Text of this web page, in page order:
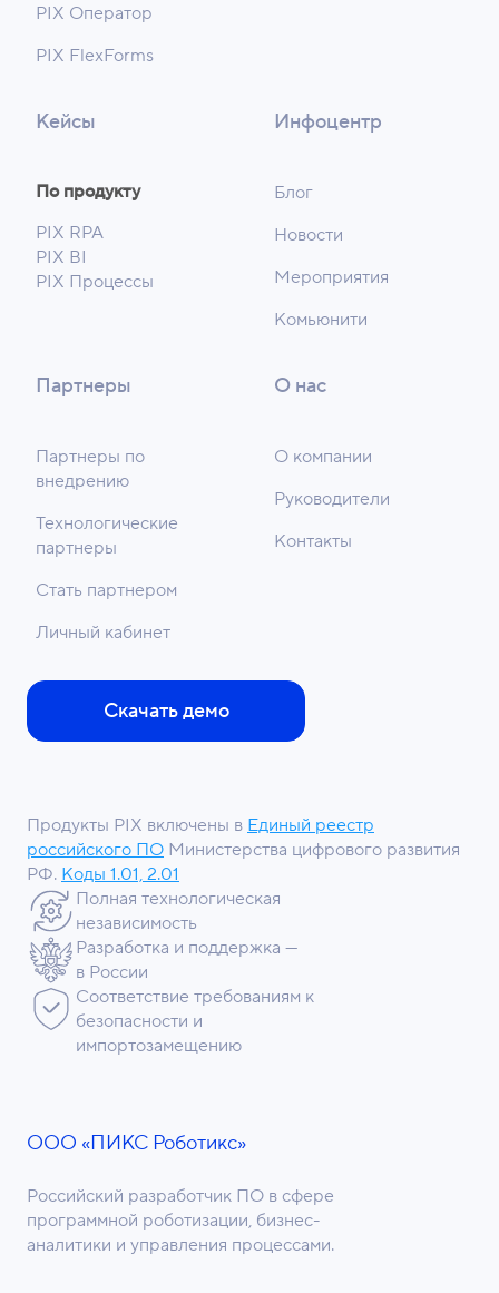
ООО «ПИКС Роботикс»
Российский разработчик ПО в сфере
программной роботизации, бизнес-
аналитики и управления процессами.
Скачать демо
PIX Оператор
PIX FlexForms
Кейсы
По продукту
PIX RPA
PIX BI
PIX Процессы
Инфоцентр
Блог
Новости
Мероприятия
Комьюнити
Партнеры
Партнеры по
внедрению
Технологические
партнеры
Стать партнером
Личный кабинет
О нас
О компании
Руководители
Контакты
Продукты PIX включены в Единый реестр
российского ПО Министерства цифрового развития
РФ. Коды 1.01, 2.01
Полная технологическая
независимость
Разработка и поддержка —
в России
Соответствие требованиям к
безопасности и
импортозамещению